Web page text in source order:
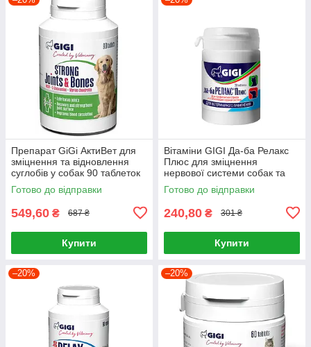
Препарат GiGi АктиВет для
зміцнення та відновлення
суглобів у собак 90 таблеток
Готово до відправки
549,60 ₴ 687 ₴
Купити
Вітаміни GIGI Да-ба Релакс
Плюс для зміцнення
нервової системи собак та
котів 30 таблеток
Готово до відправки
240,80 ₴ 301 ₴
Купити
–20% –20%